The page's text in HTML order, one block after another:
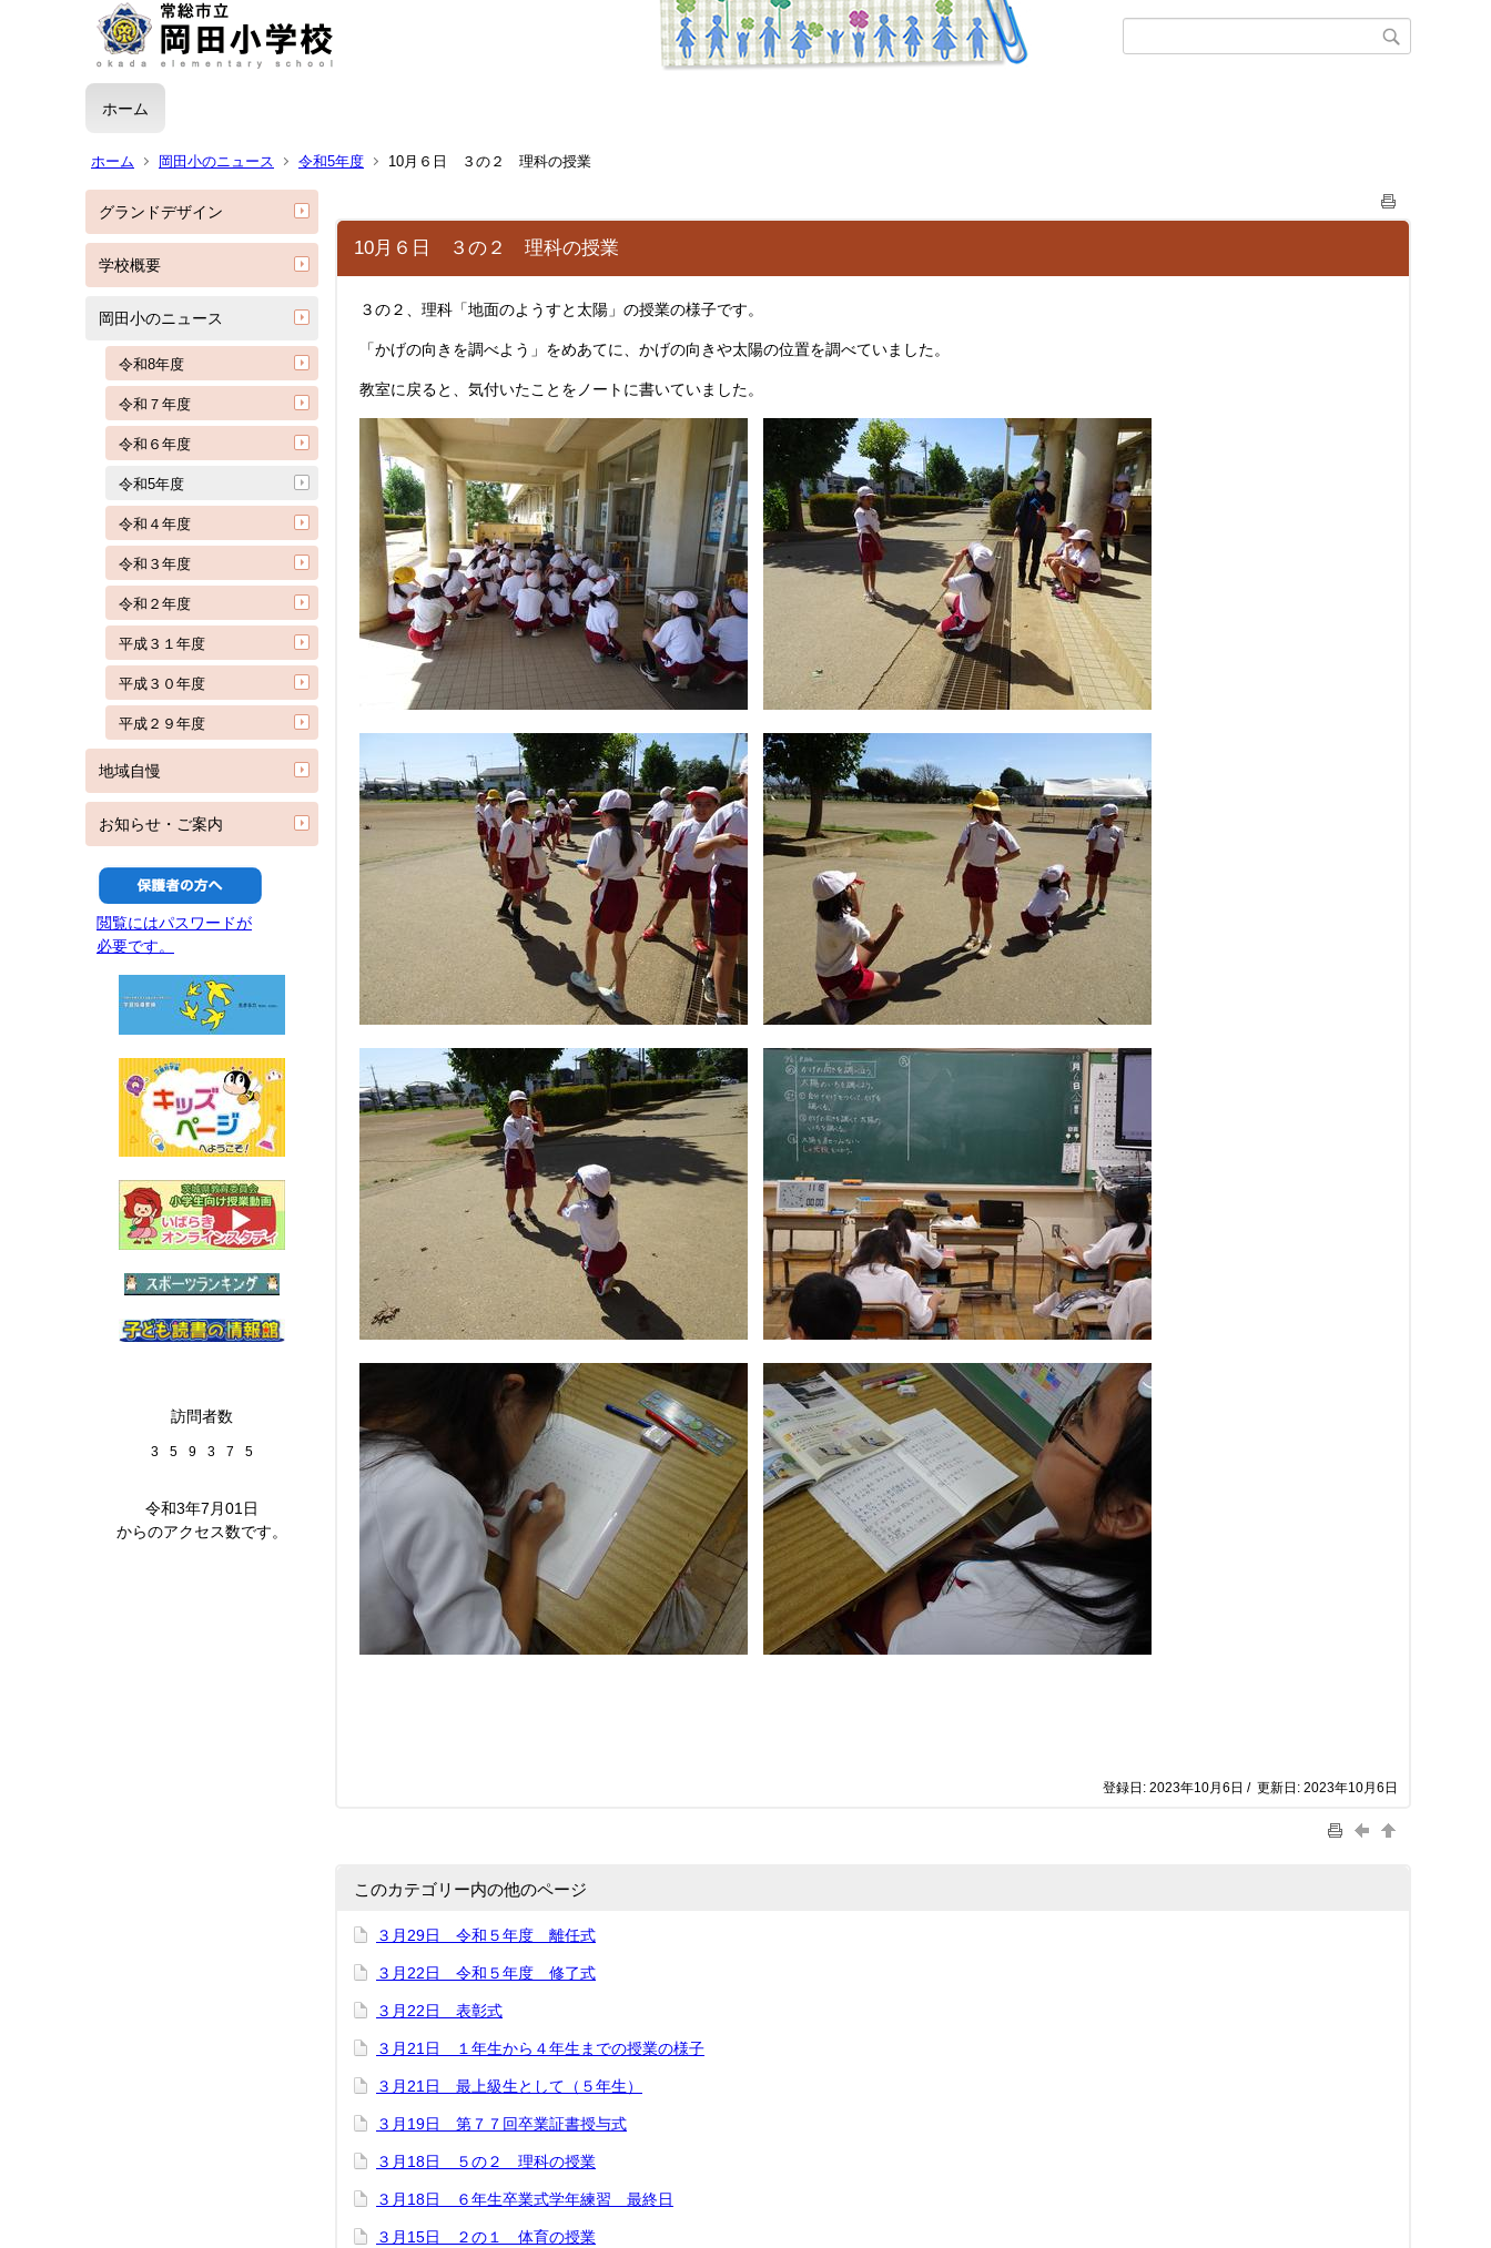
ホーム
ホーム 岡田小のニュース 令和5年度 10月６日 ３の２ 理科の授業
グランドデザイン
学校概要
岡田小のニュース
令和8年度
令和７年度
令和６年度
令和5年度
令和４年度
令和３年度
令和２年度
平成３１年度
平成３０年度
平成２９年度
地域自慢
お知らせ・ご案内
閲覧にはパスワードが
必要です。
訪問者数
3 5 9 3 7 5
令和3年7月01日
からのアクセス数です。
10月６日 ３の２ 理科の授業
３の２、理科「地面のようすと太陽」の授業の様子です。
「かげの向きを調べよう」をめあてに、かげの向きや太陽の位置を調べていました。
教室に戻ると、気付いたことをノートに書いていました。
登録日: 2023年10月6日 / 更新日: 2023年10月6日
このカテゴリー内の他のページ
３月29日 令和５年度 離任式
３月22日 令和５年度 修了式
３月22日 表彰式
３月21日 １年生から４年生までの授業の様子
３月21日 最上級生として（５年生）
３月19日 第７７回卒業証書授与式
３月18日 ５の２ 理科の授業
３月18日 ６年生卒業式学年練習 最終日
３月15日 ２の１ 体育の授業